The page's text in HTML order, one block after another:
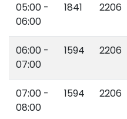
05:00 -
06:00
1841 2206
06:00 -
07:00
1594 2206
07:00 -
08:00
1594 2206